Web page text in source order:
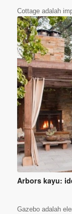
Cottage adalah
Arbors kayu:
Gazebo adalah